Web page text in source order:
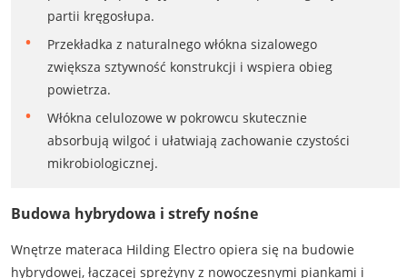
partii kręgosłupa.
Przekładka z naturalnego włókna sizalowego
zwiększa sztywność konstrukcji i wspiera obieg
powietrza.
Włókna celulozowe w pokrowcu skutecznie
absorbują wilgoć i ułatwiają zachowanie czystości
mikrobiologicznej.
Budowa hybrydowa i strefy nośne
Wnętrze materaca Hilding Electro opiera się na budowie
hybrydowej, łączącej sprężyny z nowoczesnymi piankami i